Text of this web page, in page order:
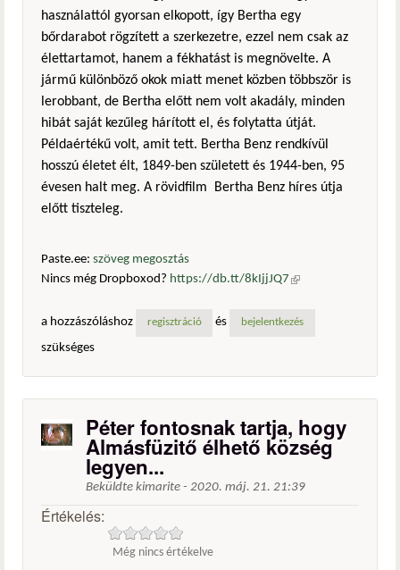
használattól gyorsan elkopott, így Bertha egy
bőrdarabot rögzített a szerkezetre, ezzel nem csak az
élettartamot, hanem a fékhatást is megnövelte. A
jármű különböző okok miatt menet közben többször is
lerobbant, de Bertha előtt nem volt akadály, minden
hibát saját kezűleg hárított el, és folytatta útját.
Példaértékű volt, amit tett. Bertha Benz rendkívül
hosszú életet élt, 1849-ben született és 1944-ben, 95
évesen halt meg. A rövidfilm Bertha Benz híres útja
előtt tiszteleg.
Paste.ee: szöveg megosztás
Nincs még Dropboxod? https://db.tt/8kIjjJQ7 (külső
a hozzászóláshoz
regisztráció és bejelentkezés
szükséges
Péter fontosnak tartja, hogy
Almásfüzitő élhető község
legyen...
Beküldte kimarite - 2020. máj. 21. 21:39
Értékelés:
Még nincs értékelve